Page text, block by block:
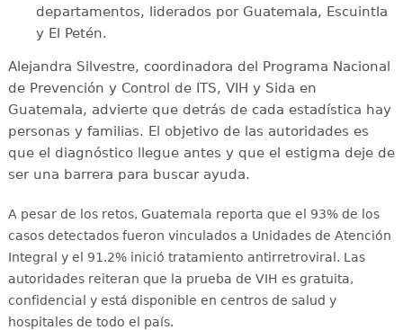
departamentos, liderados por Guatemala, Escuintla
y El Petén.
Alejandra Silvestre, coordinadora del Programa Nacional
de Prevención y Control de ITS, VIH y Sida en
Guatemala, advierte que detrás de cada estadística hay
personas y familias. El objetivo de las autoridades es
que el diagnóstico llegue antes y que el estigma deje de
ser una barrera para buscar ayuda.
A pesar de los retos, Guatemala reporta que el 93% de los
casos detectados fueron vinculados a Unidades de Atención
Integral y el 91.2% inició tratamiento antirretroviral . Las
autoridades reiteran que la prueba de VIH es gratuita,
confidencial y está disponible en centros de salud y
hospitales de todo el país.